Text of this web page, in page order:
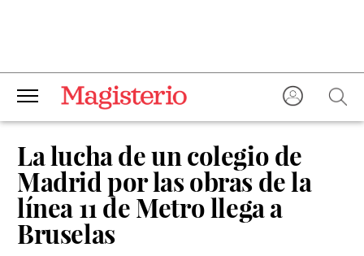
La lucha de un colegio de
Madrid por las obras de la
línea 11 de Metro llega a
Bruselas